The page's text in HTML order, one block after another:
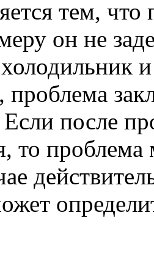
тем,
он не
проблема
после
то